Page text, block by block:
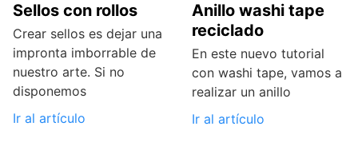
Sellos con rollos
Crear sellos es dejar una
impronta imborrable de
nuestro arte. Si no
disponemos
Ir al artículo
Anillo washi tape
reciclado
En este nuevo tutorial
con washi tape, vamos a
realizar un anillo
Ir al artículo